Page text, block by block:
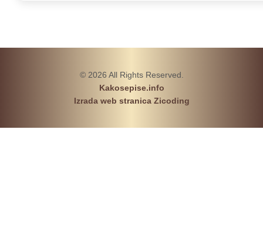
© 2026 All Rights Reserved.
Kakosepise.info
Izrada web stranica Zicoding